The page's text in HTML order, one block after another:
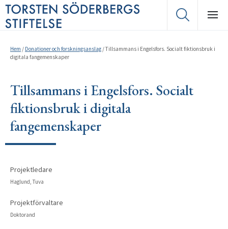
Hem / Donationer och forskningsanslag /Tillsammans i Engelsfors. Socialt fiktionsbruk i
digitala fangemenskaper
Tillsammans i Engelsfors. Socialt
fiktionsbruk i digitala
fangemenskaper
Projektledare
Haglund, Tuva
Projektförvaltare
Doktorand